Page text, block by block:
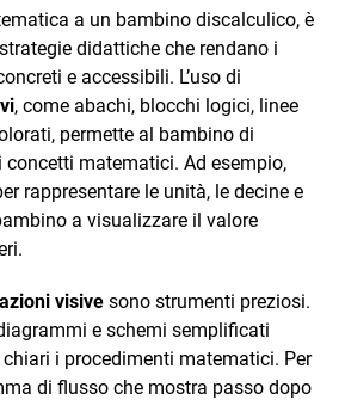
a un bambino discalculico, è
didattiche che rendano i
e accessibili. L’uso di
, come abachi, blocchi logici, linee
permette al bambino di
concetti matematici. Ad esempio,
rappresentare le unità, le decine e
a visualizzare il valore
visive sono strumenti preziosi.
e schemi semplificati
i procedimenti matematici. Per
di flusso che mostra passo dopo